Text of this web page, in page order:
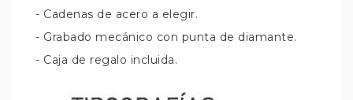
- Cadenas de acero a elegir.
- Grabado mecánico con punta de diamante.
- Caja de regalo incluida.